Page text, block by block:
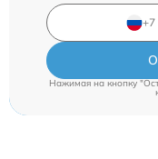
Нажимая на кнопку